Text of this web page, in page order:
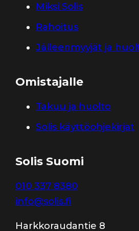
Miksi Solis
Rahoitus
Jälleenmyyjät ja
Omistajalle
Takuu ja huolto
Solis käyttöohjekirjat
Solis Suomi
010 337 8380
info@solis.fi
Harkkoraudantie 8